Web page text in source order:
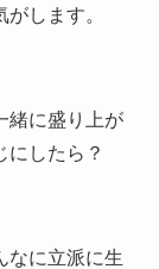
します。
緒に盛り上が
にしたら？
なに立派に生